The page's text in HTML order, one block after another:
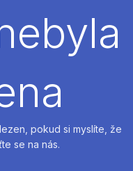
pokud si myslíte, že
se na nás.